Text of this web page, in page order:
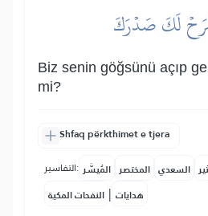
لَكَ صَدۡرَكَ
Biz senin göğsünü açıp
mi?
Shfaq përkthimet e tjera
التفاسير: المُيسَّر المختصر السعدي
النفحات المكية | هدايات